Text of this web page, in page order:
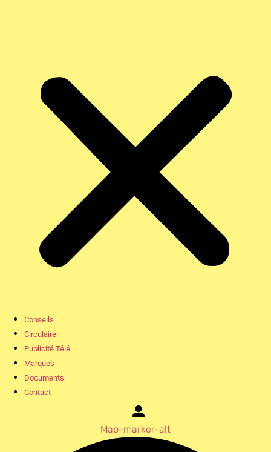
Conseils
Circulaire
Publicité Télé
Marques
Documents
Contact
Map-marker-alt